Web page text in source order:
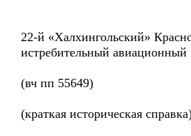
22-й «Халхингольский»
истребительный авиационный
(вч пп 55649)
(краткая историческая